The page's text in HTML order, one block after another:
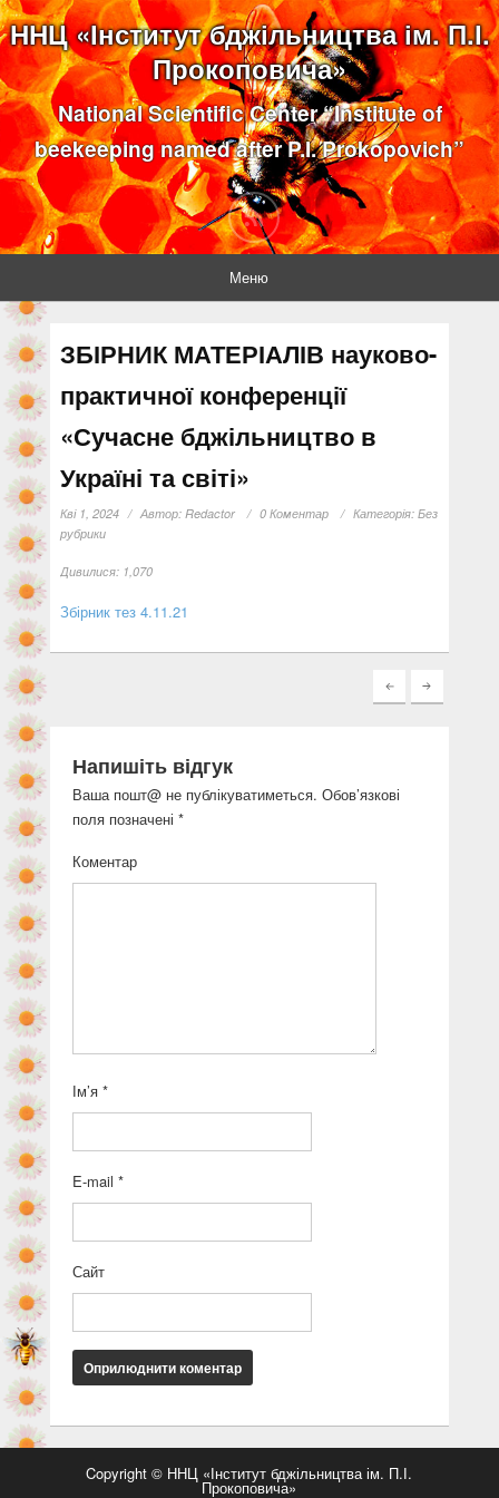
ННЦ «Інститут бджільництва ім. П.І.
Прокоповича»
National Scientific Center “Institute of
beekeeping named after P.I. Prokopovich”
Меню
ЗБІРНИК МАТЕРІАЛІВ науково-
практичної конференції
«Сучасне бджільництво в
Україні та світі»
Кві 1, 2024 Автор: Redactor 0 Коментар Категорія: Без
рубрики
Дивилися: 1,070
Збірник тез 4.11.21
Напишіть відгук
Ваша пошт@ не публікуватиметься. Обов’язкові
поля позначені *
Коментар
Ім’я *
E-mail *
Сайт
Copyright © ННЦ «Інститут бджільництва ім. П.І.
Прокоповича»